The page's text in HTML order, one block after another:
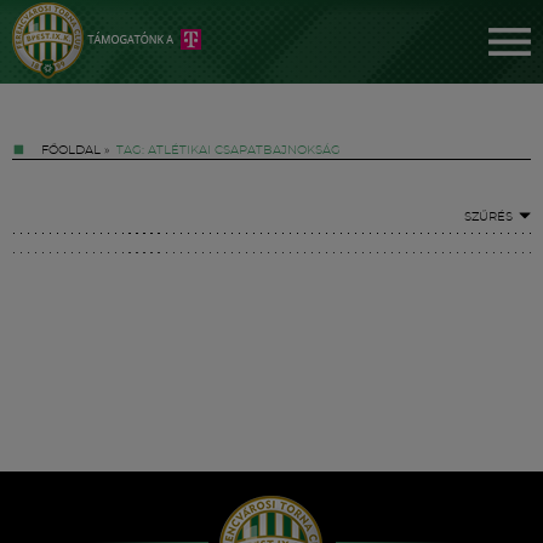
FŐOLDAL » TAG: ATLÉTIKAI CSAPATBAJNOKSÁG
SZŰRÉS
Hírek